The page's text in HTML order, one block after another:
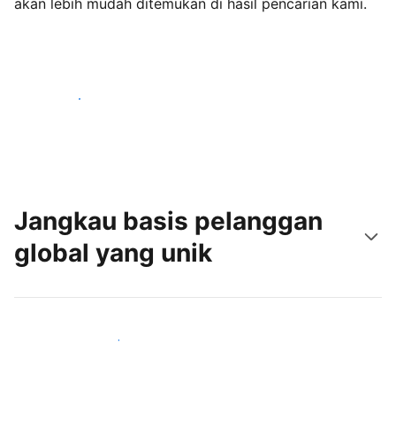
akan lebih mudah ditemukan di hasil pencarian kami.
Mulai sekarang
Jangkau basis pelanggan
global yang unik
Jangkau tamu baru hari ini